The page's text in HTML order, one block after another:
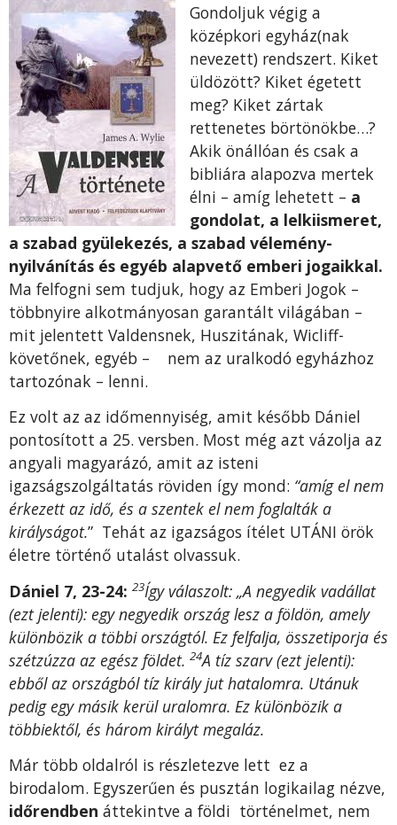
Gondoljuk végig a
középkori egyház(nak
nevezett) rendszert. Kiket
üldözött? Kiket égetett
meg? Kiket zártak
rettenetes börtönökbe…?
Akik önállóan és csak a
bibliára alapozva mertek
élni – amíg lehetett – a
gondolat, a lelkiismeret,
a szabad gyülekezés, a szabad vélemény-
nyilvánítás és egyéb alapvető emberi jogaikkal.
Ma felfogni sem tudjuk, hogy az Emberi Jogok –
többnyire alkotmányosan garantált világában –
mit jelentett Valdensnek, Huszitának, Wicliff-
követőnek, egyéb – nem az uralkodó egyházhoz
tartozónak – lenni.
Ez volt az az időmennyiség, amit később Dániel
pontosított a 25. versben. Most még azt vázolja az
angyali magyarázó, amit az isteni
igazságszolgáltatás röviden így mond: “amíg el nem
érkezett az idő, és a szentek el nem foglalták a
királyságot.” Tehát az igazságos ítélet UTÁNI örök
életre történő utalást olvassuk.
Dániel 7, 23-24: 23Így válaszolt: „A negyedik vadállat
(ezt jelenti): egy negyedik ország lesz a földön, amely
különbözik a többi országtól. Ez felfalja, összetiporja és
szétzúzza az egész földet. 24A tíz szarv (ezt jelenti):
ebből az országból tíz király jut hatalomra. Utánuk
pedig egy másik kerül uralomra. Ez különbözik a
többiektől, és három királyt megaláz.
Már több oldalról is részletezve lett ez a
birodalom. Egyszerűen és pusztán logikailag nézve,
időrendben áttekintve a földi történelmet, nem